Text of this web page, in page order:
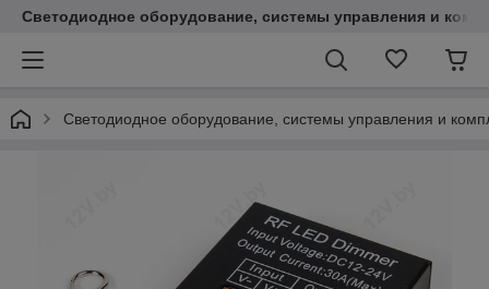
Светодиодное оборудование, системы управления и
Светодиодное оборудование, системы управления и